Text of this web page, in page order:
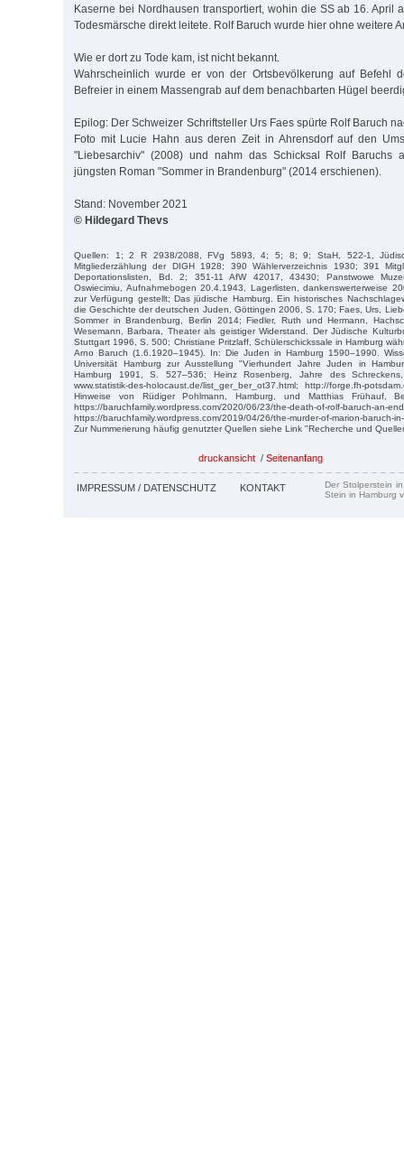
Kaserne bei Nordhausen transportiert, wohin die SS ab 16. April
Todesmärsche direkt leitete. Rolf Baruch wurde hier ohne weitere
Wie er dort zu Tode kam, ist nicht bekannt.
Wahrscheinlich wurde er von der Ortsbevölkerung auf Befehl
Befreier in einem Massengrab auf dem benachbarten Hügel
Epilog: Der Schweizer Schriftsteller Urs Faes spürte Rolf Baruch
Foto mit Lucie Hahn aus deren Zeit in Ahrensdorf auf den
"Liebesarchiv" (2008) und nahm das Schicksal Rolf Baruchs
jüngsten Roman "Sommer in Brandenburg" (2014 erschienen).
Stand: November 2021
© Hildegard Thevs
Quellen: 1; 2 R 2938/2088, FVg 5893, 4; 5; 8; 9; StaH, 522-1,
Mitgliederzählung der DIGH 1928; 390 Wählerverzeichnis 1930; 391
Deportationslisten, Bd. 2; 351-11 AfW 42017, 43430; Panstwowe
Oswiecimiu, Aufnahmebogen 20.4.1943, Lagerlisten, dankenswerterweise
zur Verfügung gestellt; Das jüdische Hamburg. Ein historisches
die Geschichte der deutschen Juden, Göttingen 2006, S. 170; Faes, Urs,
Sommer in Brandenburg, Berlin 2014; Fiedler, Ruth und Hermann,
Wesemann, Barbara, Theater als geistiger Widerstand. Der Jüdische
Stuttgart 1996, S. 500; Christiane Pritzlaff, Schülerschickssale in Hamburg
Arno Baruch (1.6.1920–1945). In: Die Juden in Hamburg 1590–1990.
Universität Hamburg zur Ausstellung "Vierhundert Jahre Juden in
Hamburg 1991, S. 527–536; Heinz Rosenberg, Jahre des
www.statistik-des-holocaust.de/list_ger_ber_ot37.html; http://forge.fh-
Hinweise von Rüdiger Pohlmann, Hamburg, und Matthias Frühauf,
https://baruchfamily.wordpress.com/2020/06/23/the-death-of-rolf-baruch-an-
https://baruchfamily.wordpress.com/2019/04/26/the-murder-of-marion-baruch-
Zur Nummerierung häufig genutzter Quellen siehe Link "Recherche und
druckansicht / Seitenanfang
IMPRESSUM / DATENSCHUTZ KONTAKT
Der Stolperstein
Stein in Hamburg